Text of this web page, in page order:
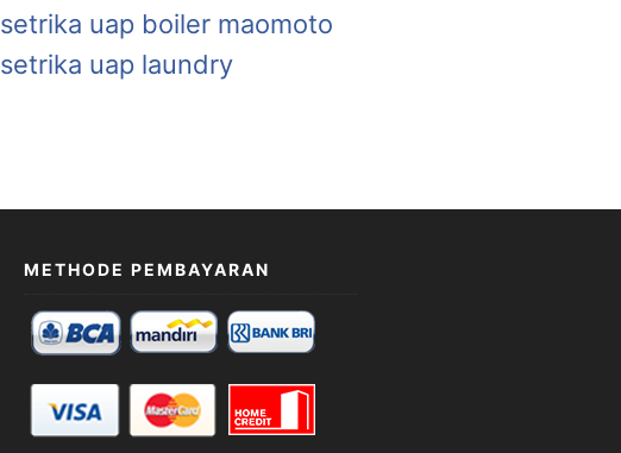
setrika uap boiler maomoto
setrika uap laundry
METHODE PEMBAYARAN